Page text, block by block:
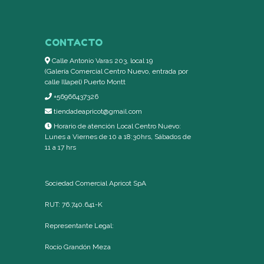
CONTACTO
Calle Antonio Varas 203, local 19
(Galería Comercial Centro Nuevo, entrada por
calle Illapel) Puerto Montt
+56966437326
tiendadeapricot@gmail.com
Horario de atención Local Centro Nuevo:
Lunes a Viernes de 10 a 18:30hrs, Sábados de
11 a 17 hrs
Sociedad Comercial Apricot SpA
RUT: 76.740.641-K
Representante Legal:
Rocío Grandón Meza